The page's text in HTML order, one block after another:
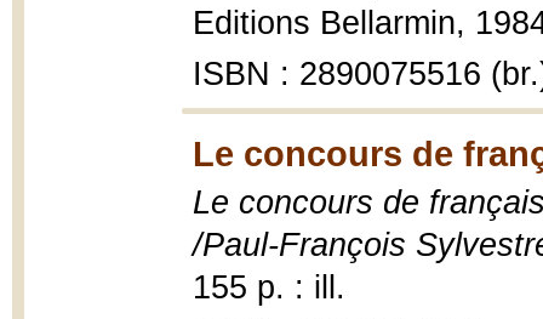
Editions Bellarmin,
ISBN : 2890075516
Le concours de
Le concours de
/Paul-François
155 p. : ill.